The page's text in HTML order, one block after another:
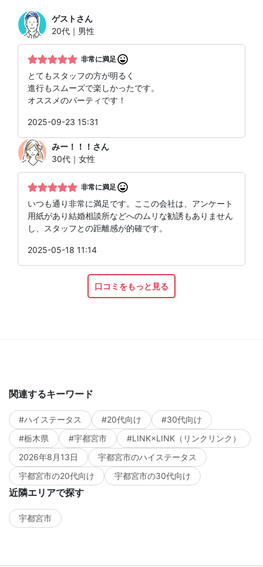
ゲストさん
20代｜男性
非常に満足
とてもスタッフの方が明るく
進行もスムーズで楽しかったです。
オススメのパーティです！
2025-09-23 15:31
みー！！！ さん
30代｜女性
非常に満足
いつも通り非常に満足です。ここの会社は、アンケート
用紙があり結婚相談所などへのムリな勧誘もありません
し、スタッフとの距離感が的確です。
2025-05-18 11:14
口コミをもっと見る
関連するキーワード
#ハイステータス #20代向け
#30代向け
#栃木県
#宇都宮市
#LINK×LINK（リンクリンク）
2026年8月13日
宇都宮市のハイステータス
宇都宮市の20代向け
宇都宮市の30代向け
近隣エリアで探す
宇都宮市